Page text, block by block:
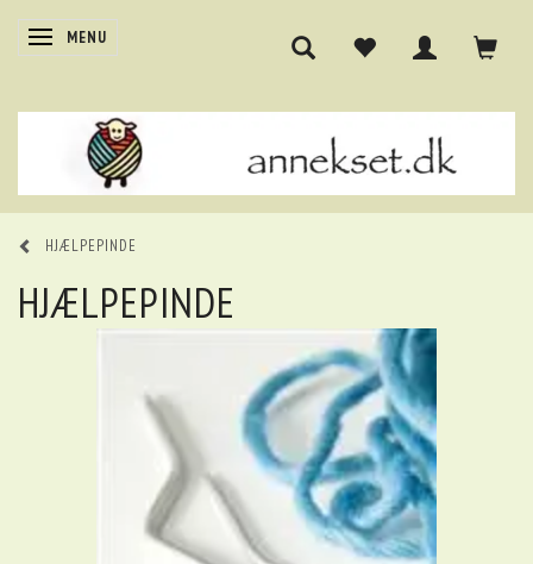
SKIFTE NAVIGATION
MENU
HJÆLPEPINDE
HJÆLPEPINDE